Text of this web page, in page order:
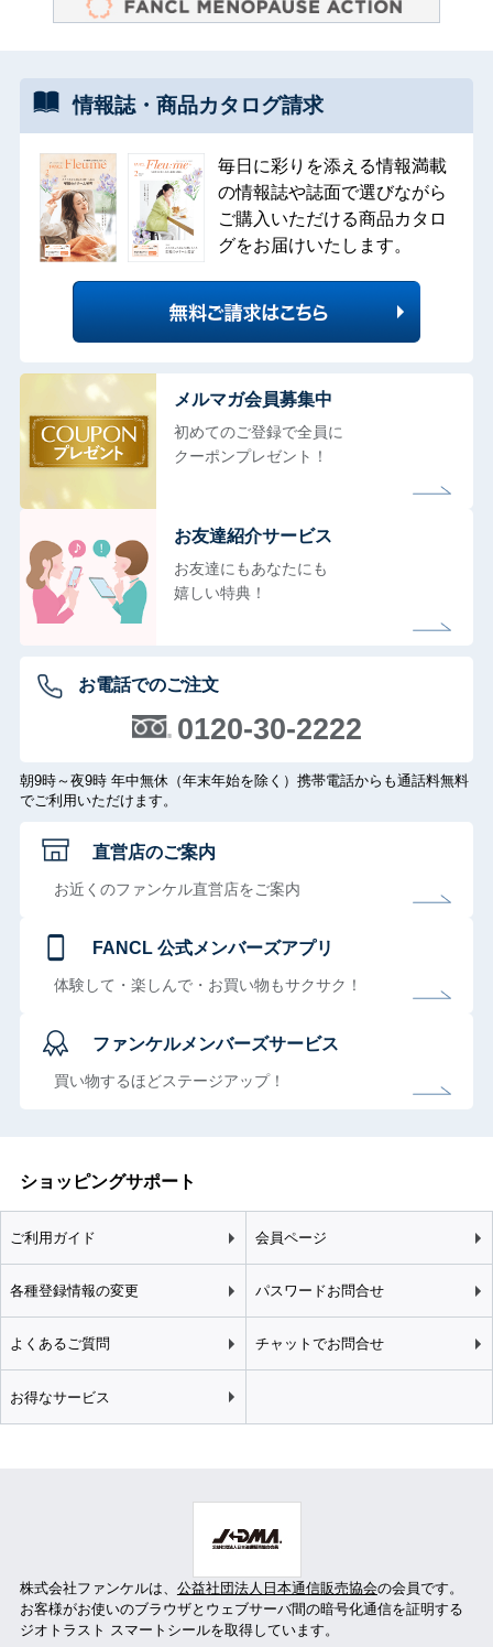
情報誌・ 商品カタログ請求
毎日に彩りを添える情報満載
の情報誌や誌面で選びながら
ご購入いただける商品カタロ
グをお届けいたします。
メルマガ会員募集中
初めてのご登録で全員に
クーポンプレゼント！
お友達紹介サービス
お友達にもあなたにも
嬉しい特典！
お電話でのご注文
0120-30-2222
朝9時～夜9時 年中無休（年末年始を除く）携帯電話からも通話料無料
でご利用いただけます。
直営店のご案内
お近くのファンケル直営店をご案内
FANCL 公式メンバーズアプリ
体験して・楽しんで・お買い物もサクサク！
ファンケルメンバーズサービス
買い物するほどステージアップ！
ショッピングサポート
ご利用ガイド 会員ページ
各種登録情報の変更 パスワードお問合せ
よくあるご質問 チャットでお問合せ
お得なサービス
株式会社ファンケルは、 公益社団法人日本通信販売協会の会員です。
お客様がお使いのブラウザとウェブサーバ間の暗号化通信を証明する
ジオトラスト スマートシールを取得しています。